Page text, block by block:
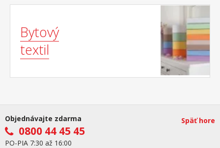
Bytový
textil
Objednávajte zdarma
0800 44 45 45
PO-PIA 7:30 až 16:00
Späť hore